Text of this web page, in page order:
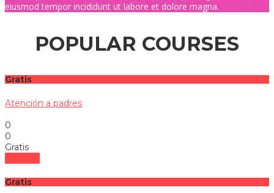
eiusmod tempor incididunt ut labore et dolore magna.
POPULAR COURSES
Gratis
Atención a padres
0
0
Gratis
Gratis